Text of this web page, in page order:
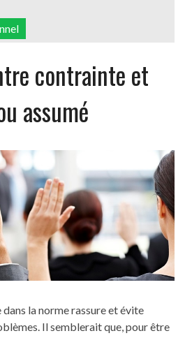
contrainte et
assumé
dans la norme rassure et évite
Il semblerait que, pour être